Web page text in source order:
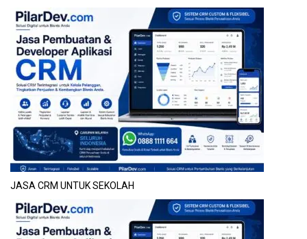
JASA CRM UNTUK SEKOLAH